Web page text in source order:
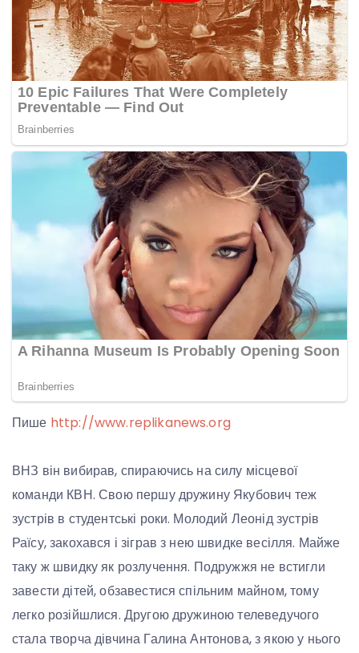
Пише http://www.replikanews.org
ВНЗ він вибирав, спираючись на силу місцевої
команди КВН. Свою першу дружину Якубович теж
зустрів в студентські роки. Молодий Леонід зустрів
Раїсу, закохався і зіграв з нею швидке весілля. Майже
таку ж швидку як розлучення. Подружжя не встигли
завести дітей, обзавестися спільним майном, тому
легко розійшлися. Другою дружиною телеведучого
стала творча дівчина Галина Антонова, з якою у нього